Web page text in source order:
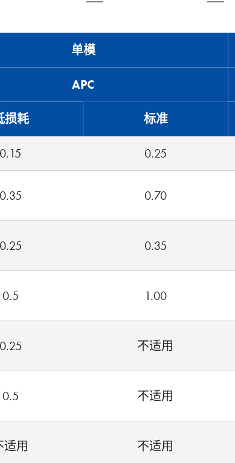
单模
APC
损耗 标准
0.15 0.25
0.35 0.70
0.25 0.35
0.5 1.00
0.25 不适用
0.5 不适用
适用 不适用